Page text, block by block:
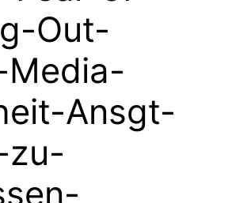
Out-
Ansgt-
zu-